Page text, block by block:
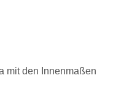
mit den Innenmaßen